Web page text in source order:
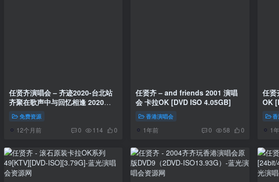
任贤齐演唱会 – 齐迹2020-台北站
齐聚在歌声中与回忆相逢 2020
WEB 1080P x264《WEB-DL
MKV 15.3G》
免费资源
12个月前 0 114 0
任贤齐 – and friends 2001 演唱
会 卡拉OK [DVD ISO 4.05GB]
香港演唱会
1年前 0 58 0
任贤
OK
1